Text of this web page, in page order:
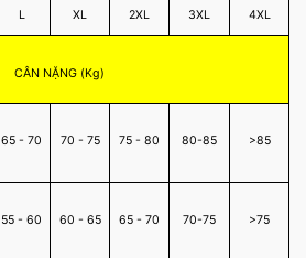
L XL 2XL 3XL 4XL
CÂN NẶNG (Kg)
65 - 70 70 - 75 75 - 80 80-85 >85
55 - 60 60 - 65 65 - 70 70-75 >75